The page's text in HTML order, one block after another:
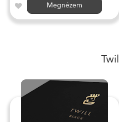
Megnézem